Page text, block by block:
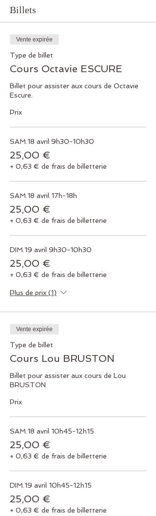
Billets
Vente expirée
Type de billet
Cours Octavie ESCURE
Billet pour assister aux cours de Octavie
Escure.
Prix
SAM.18 avril 9h30-10h30
25,00 €
+ 0,63 € de frais de billetterie
SAM.18 avril 17h-18h
25,00 €
+ 0,63 € de frais de billetterie
DIM.19 avril 9h30-10h30
25,00 €
+ 0,63 € de frais de billetterie
Plus de prix (1)
Vente expirée
Type de billet
Cours Lou BRUSTON
Billet pour assister aux cours de Lou
BRUSTON
Prix
SAM.18 avril 10h45-12h15
25,00 €
+ 0,63 € de frais de billetterie
DIM.19 avril 10h45-12h15
25,00 €
+ 0,63 € de frais de billetterie